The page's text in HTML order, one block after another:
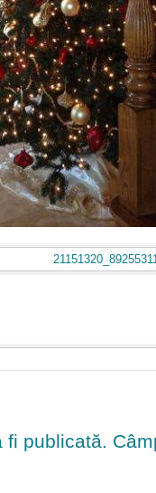
fi publicată.